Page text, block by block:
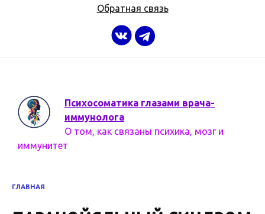
Обратная связь
Психосоматика глазами врача-
иммунолога
О том, как связаны психика, мозг и
иммунитет
ГЛАВНАЯ